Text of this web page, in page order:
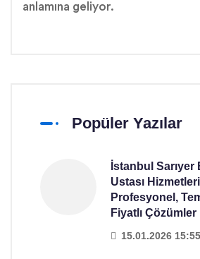
anlamına geliyor.
Popüler Yazılar
İstanbul
Ustası Hizmetleri |
Profesyonel,
Fiyatlı Çözümler
15.01.2026 15:55